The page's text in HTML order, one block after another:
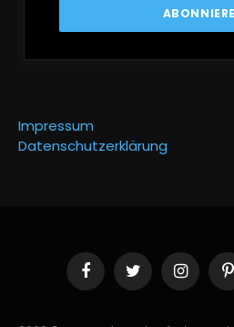
Impressum
Datenschutzerklärung
FacebookTwitter Instagram